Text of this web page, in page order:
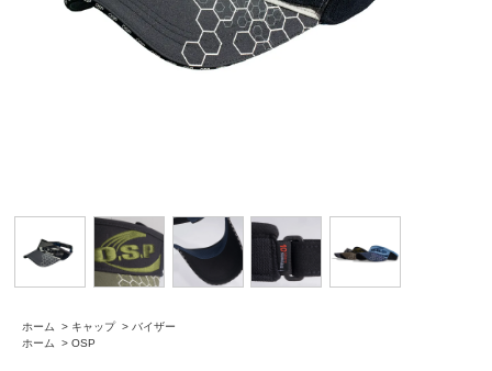
ホーム > キャップ > バイザー
ホーム
> OSP